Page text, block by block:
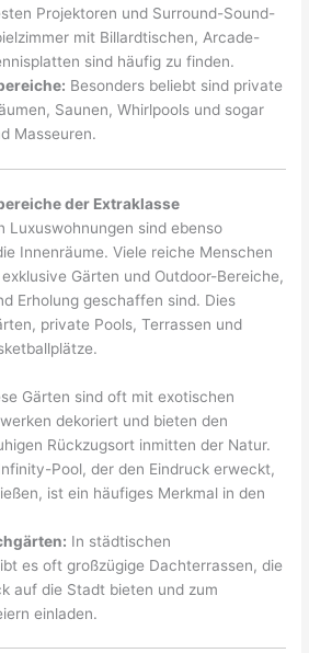
Projektoren und Surround-Sound-
mit Billardtischen, Arcade-
sind häufig zu finden.
Besonders beliebt sind private
Saunen, Whirlpools und sogar
Masseuren.
der Extraklasse
Luxuswohnungen sind ebenso
Innenräume. Viele reiche Menschen
Gärten und Outdoor-Bereiche,
Erholung geschaffen sind. Dies
private Pools, Terrassen und
Gärten sind oft mit exotischen
dekoriert und bieten den
Rückzugsort inmitten der Natur.
Pool, der den Eindruck erweckt,
ist ein häufiges Merkmal in den
In städtischen
es oft großzügige Dachterrassen, die
auf die Stadt bieten und zum
einladen.